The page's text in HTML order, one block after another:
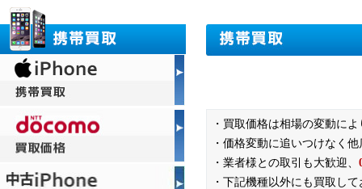
・買取価格は相場の変動に
・価格変動に追いつけなく
・業者様との取引も大歓迎、
・下記機種以外にも買取し